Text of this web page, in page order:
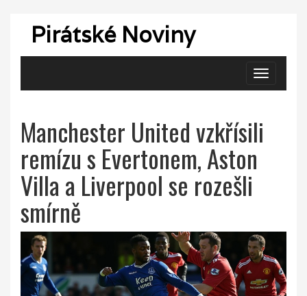
Pirátské Noviny
Zobrazit
navigaci
Manchester United vzkřísili
remízu s Evertonem, Aston
Villa a Liverpool se rozešli
smírně